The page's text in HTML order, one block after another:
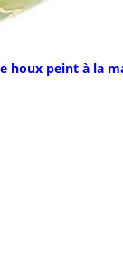
houx peint à la